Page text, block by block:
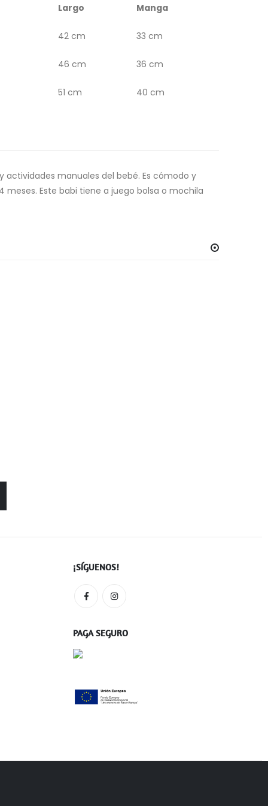
Largo Manga
42 cm 33 cm
46 cm 36 cm
51 cm 40 cm
manuales del bebé. Es cómodo y
Este babi tiene a juego bolsa o mochila
¡SÍGUENOS!
PAGA SEGURO